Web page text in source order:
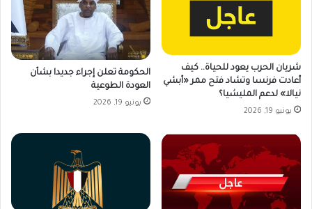
شريان الحرب يعود للحياة.. كيف
أعادت فرنسا وتشاد فتح ممر «أبشي
نيالا» لدعم المليشيا؟
يونيو 19, 2026
الحكومة تعلن إجراء جديدا بشأن
العودة الطوعية
يونيو 19, 2026